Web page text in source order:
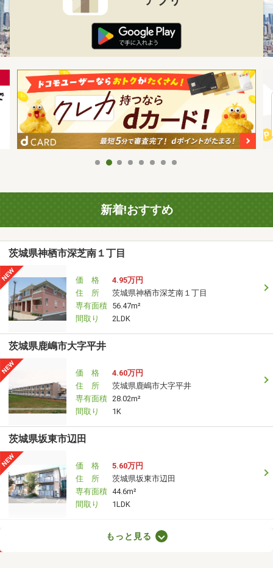
新着!おすすめ
茨城県神栖市深芝南１丁目
価 格
4.95万円
住 所
茨城県神栖市深芝南１丁目
専有面積 56.47m²
間取り
2LDK
茨城県鹿嶋市大字平井
価 格
4.60万円
住 所
茨城県鹿嶋市大字平井
専有面積 28.02m²
間取り
1K
茨城県坂東市辺田
価 格
5.60万円
住 所
茨城県坂東市辺田
専有面積 44.6m²
間取り
1LDK
もっと見る